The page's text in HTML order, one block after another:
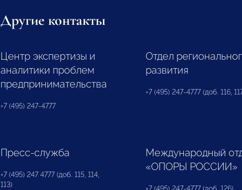
Другие контакты
Центр экспертизы и
аналитики проблем
предпринимательства
+7 (495) 247-4777
Отдел
развития
+7 (495) 247-4777 (доб. 116,
Пресс-служба
+7 (495) 247 4777 (доб. 115, 114,
113)
Международный
«ОПОРЫ РОССИИ»
+7 (495) 247-4777 (доб. 126)